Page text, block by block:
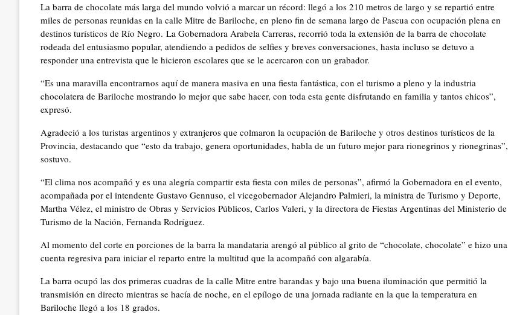
La barra de chocolate más larga del mundo volvió a marcar un récord: llegó a los 210 metros de largo y se repartió entre
miles de personas reunidas en la calle Mitre de Bariloche, en pleno fin de semana largo de Pascua con ocupación plena en
destinos turísticos de Río Negro. La Gobernadora Arabela Carreras, recorrió toda la extensión de la barra de chocolate
rodeada del entusiasmo popular, atendiendo a pedidos de selfies y breves conversaciones, hasta incluso se detuvo a
responder una entrevista que le hicieron escolares que se le acercaron con un grabador.
“Es una maravilla encontrarnos aquí de manera masiva en una fiesta fantástica, con el turismo a pleno y la industria
chocolatera de Bariloche mostrando lo mejor que sabe hacer, con toda esta gente disfrutando en familia y tantos chicos”,
expresó.
Agradeció a los turistas argentinos y extranjeros que colmaron la ocupación de Bariloche y otros destinos turísticos de la
Provincia, destacando que “esto da trabajo, genera oportunidades, habla de un futuro mejor para rionegrinos y rionegrinas”,
sostuvo.
“El clima nos acompañó y es una alegría compartir esta fiesta con miles de personas”, afirmó la Gobernadora en el evento,
acompañada por el intendente Gustavo Gennuso, el vicegobernador Alejandro Palmieri, la ministra de Turismo y Deporte,
Martha Vélez, el ministro de Obras y Servicios Públicos, Carlos Valeri, y la directora de Fiestas Argentinas del Ministerio de
Turismo de la Nación, Fernanda Rodríguez.
Al momento del corte en porciones de la barra la mandataria arengó al público al grito de “chocolate, chocolate” e hizo una
cuenta regresiva para iniciar el reparto entre la multitud que la acompañó con algarabía.
La barra ocupó las dos primeras cuadras de la calle Mitre entre barandas y bajo una buena iluminación que permitió la
transmisión en directo mientras se hacía de noche, en el epílogo de una jornada radiante en la que la temperatura en
Bariloche llegó a los 18 grados.